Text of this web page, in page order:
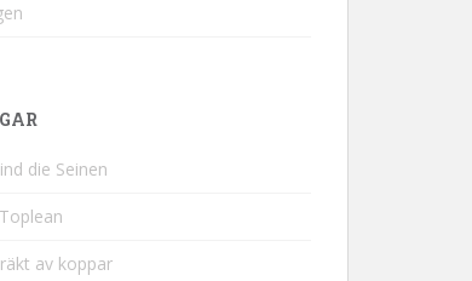
die Seinen
av koppar